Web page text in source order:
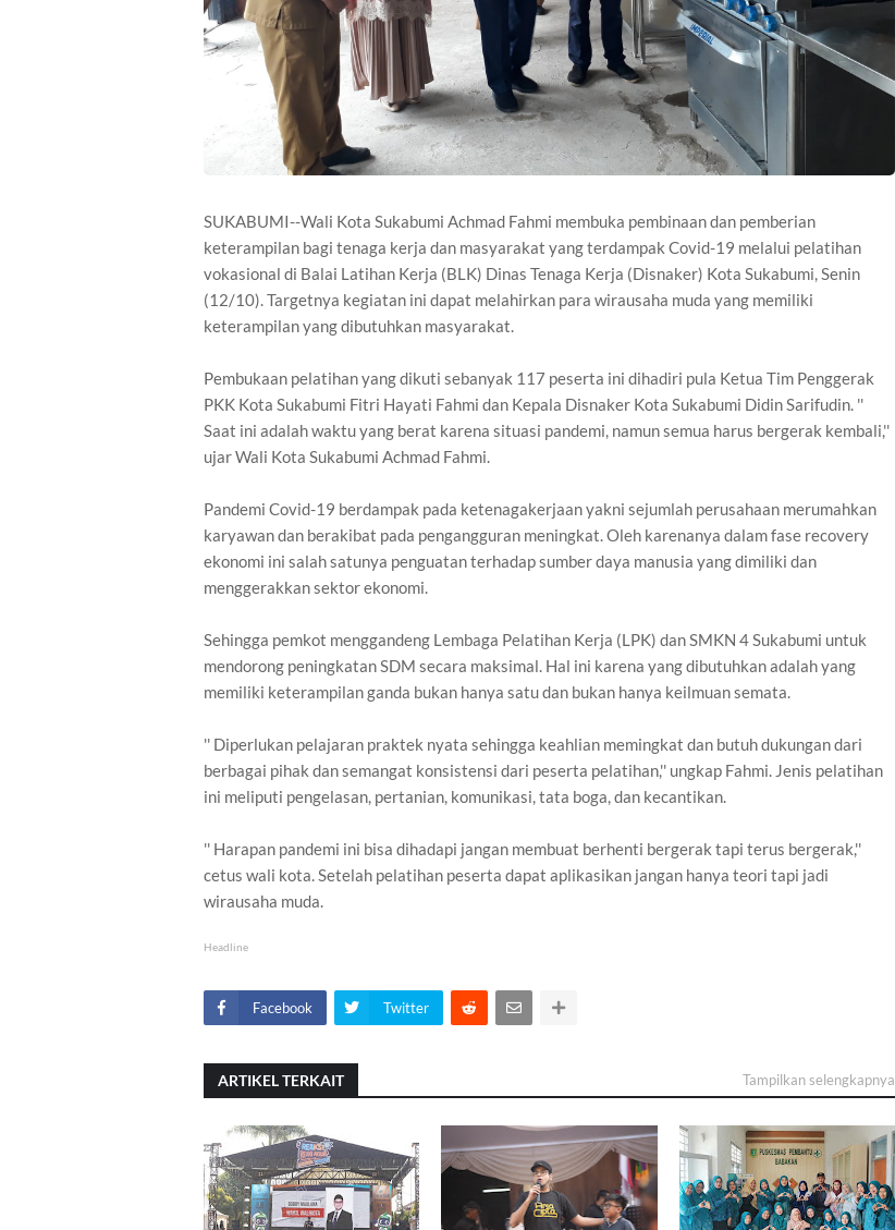
SUKABUMI--Wali Kota Sukabumi Achmad Fahmi membuka pembinaan dan pemberian
keterampilan bagi tenaga kerja dan masyarakat yang terdampak Covid-19 melalui pelatihan
vokasional di Balai Latihan Kerja (BLK) Dinas Tenaga Kerja (Disnaker) Kota Sukabumi, Senin
(12/10). Targetnya kegiatan ini dapat melahirkan para wirausaha muda yang memiliki
keterampilan yang dibutuhkan masyarakat.
Pembukaan pelatihan yang dikuti sebanyak 117 peserta ini dihadiri pula Ketua Tim Penggerak
PKK Kota Sukabumi Fitri Hayati Fahmi dan Kepala Disnaker Kota Sukabumi Didin Sarifudin. ''
Saat ini adalah waktu yang berat karena situasi pandemi, namun semua harus bergerak kembali,''
ujar Wali Kota Sukabumi Achmad Fahmi.
Pandemi Covid-19 berdampak pada ketenagakerjaan yakni sejumlah perusahaan merumahkan
karyawan dan berakibat pada pengangguran meningkat. Oleh karenanya dalam fase recovery
ekonomi ini salah satunya penguatan terhadap sumber daya manusia yang dimiliki dan
menggerakkan sektor ekonomi.
Sehingga pemkot menggandeng Lembaga Pelatihan Kerja (LPK) dan SMKN 4 Sukabumi untuk
mendorong peningkatan SDM secara maksimal. Hal ini karena yang dibutuhkan adalah yang
memiliki keterampilan ganda bukan hanya satu dan bukan hanya keilmuan semata.
'' Diperlukan pelajaran praktek nyata sehingga keahlian memingkat dan butuh dukungan dari
berbagai pihak dan semangat konsistensi dari peserta pelatihan,'' ungkap Fahmi. Jenis pelatihan
ini meliputi pengelasan, pertanian, komunikasi, tata boga, dan kecantikan.
'' Harapan pandemi ini bisa dihadapi jangan membuat berhenti bergerak tapi terus bergerak,''
cetus wali kota. Setelah pelatihan peserta dapat aplikasikan jangan hanya teori tapi jadi
wirausaha muda.
Headline
Facebook Twitter
ARTIKEL TERKAIT Tampilkan selengkapnya